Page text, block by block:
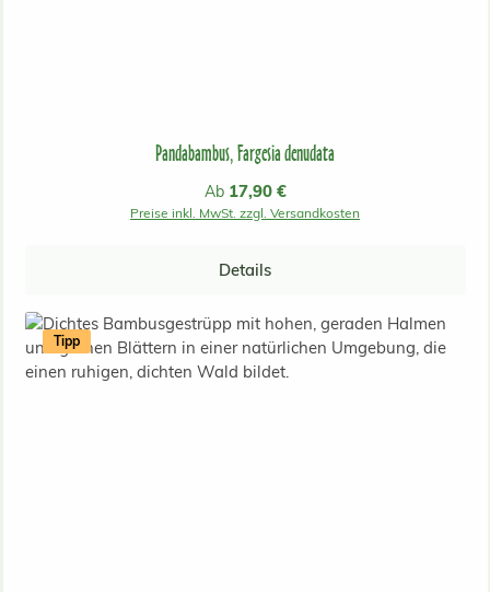
Pandabambus, Fargesia denudata
Regulärer Preis:
Ab 17,90 €
Preise inkl. MwSt. zzgl. Versandkosten
Details
Tipp